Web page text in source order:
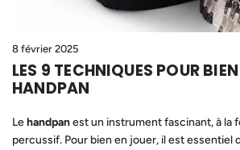
8 février 2025
LES 9 TECHNIQUES POUR
HANDPAN
Lehandpanest un instrument fascinant, à la
percussif. Pour bien en jouer, il est essentiel